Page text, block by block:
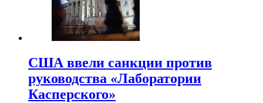
США ввели санкции против
руководства «Лаборатории
Касперского»